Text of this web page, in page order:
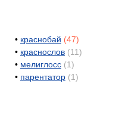
• краснобай (47)
• краснослов (11)
• мелиглосс (1)
• парентатор (1)